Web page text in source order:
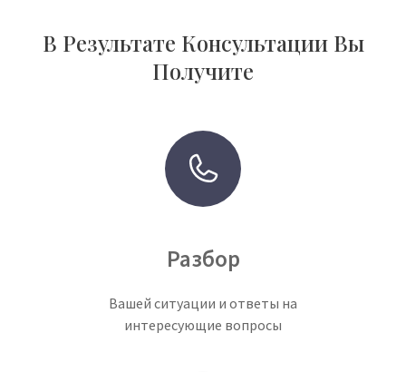
В Результате Консультации Вы
Получите
Разбор
Вашей ситуации и ответы на
интересующие вопросы